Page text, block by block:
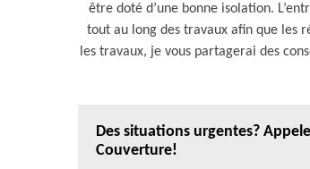
être doté d’une bonne isolation.
tout au long des travaux afin que les
les travaux, je vous partagerai des
Des situations urgentes?
Couverture!